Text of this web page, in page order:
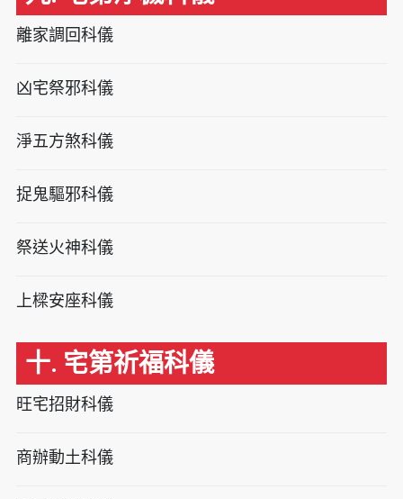
離家調回科儀
凶宅祭邪科儀
淨五方煞科儀
捉鬼驅邪科儀
祭送火神科儀
上樑安座科儀
十. 宅第祈福科儀
旺宅招財科儀
商辦動土科儀